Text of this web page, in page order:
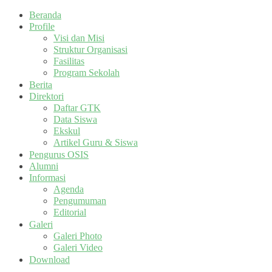
Beranda
Profile
Visi dan Misi
Struktur Organisasi
Fasilitas
Program Sekolah
Berita
Direktori
Daftar GTK
Data Siswa
Ekskul
Artikel Guru & Siswa
Pengurus OSIS
Alumni
Informasi
Agenda
Pengumuman
Editorial
Galeri
Galeri Photo
Galeri Video
Download